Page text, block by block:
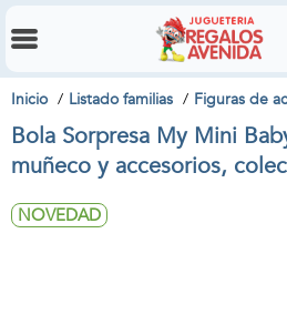
Inicio Listado familias Figuras de
Bola Sorpresa My Mini
muñeco y accesorios,
NOVEDAD